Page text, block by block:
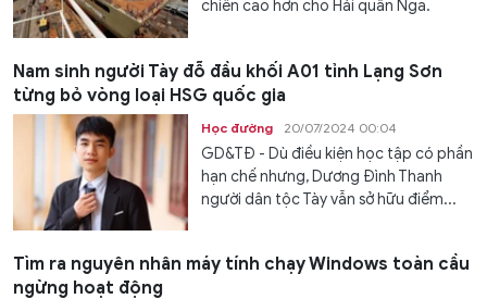
chiến cao hơn cho Hải quân Nga.
Nam sinh người Tày đỗ đầu khối A01 tỉnh Lạng Sơn
từng bỏ vòng loại HSG quốc gia
Học đường 20/07/2024 00:04
GD&TĐ - Dù điều kiện học tập có phần
hạn chế nhưng, Dương Đình Thanh
người dân tộc Tày vẫn sở hữu điểm...
Tìm ra nguyên nhân máy tính chạy Windows toàn cầu
ngừng hoạt động